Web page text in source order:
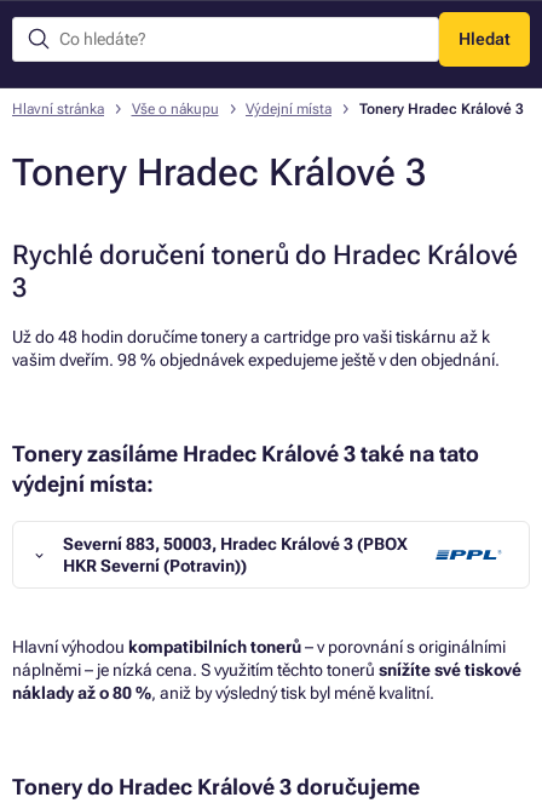
Hledat
Menu
Hlavní stránka Vše o nákupu Výdejní místa Tonery Hradec Králové 3
Tonery Hradec Králové 3
Rychlé doručení tonerů do Hradec Králové
3
Už do 48 hodin doručíme tonery a cartridge pro vaši tiskárnu až k
vašim dveřím. 98 % objednávek expedujeme ještě v den objednání.
Tonery zasíláme Hradec Králové 3 také na tato
výdejní místa:
Severní 883, 50003, Hradec Králové 3 (PBOX
HKR Severní (Potravin))
Hlavní výhodou kompatibilních tonerů– v porovnání s originálními
náplněmi – je nízká cena. S využitím těchto tonerů snížíte své tiskové
náklady až o 80 %, aniž by výsledný tisk byl méně kvalitní.
Tonery do Hradec Králové 3 doručujeme